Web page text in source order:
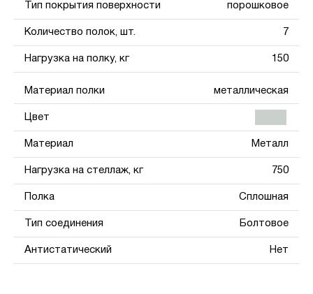
Тип покрытия поверхности порошковое
Количество полок, шт. 7
Нагрузка на полку, кг 150
Материал полки металлическая
Цвет
Материал Металл
Нагрузка на стеллаж, кг 750
Полка Сплошная
Тип соединения Болтовое
Антистатический Нет